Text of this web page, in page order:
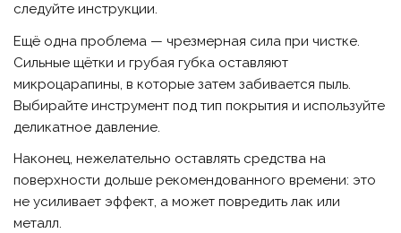
следуйте инструкции.
Ещё одна проблема — чрезмерная сила при чистке.
Сильные щётки и грубая губка оставляют
микроцарапины, в которые затем забивается пыль.
Выбирайте инструмент под тип покрытия и используйте
деликатное давление.
Наконец, нежелательно оставлять средства на
поверхности дольше рекомендованного времени: это
не усиливает эффект, а может повредить лак или
металл.